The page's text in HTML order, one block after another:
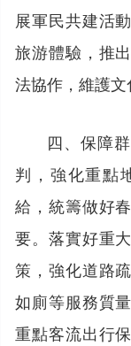
展軍民共建活
旅游體驗，推
法協作，維護文
四、保障
判，強化重點
給，統籌做好
要。落實好重
策，強化道路
如廁等服務質
重點客流出行